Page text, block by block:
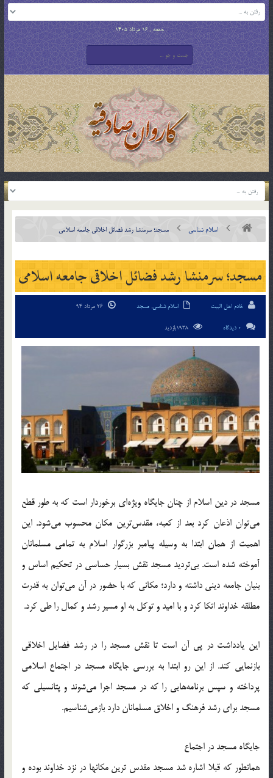
جمعه , 16 مرداد 1405
اسلام شناسی مسجد؛ سرمنشا رشد فضائل اخلاقی جامعه اسلامی
مسجد؛ سرمنشا رشد فضائل اخلاقی جامعه اسلامی
خادم اهل البیت اسلام شناسی, مسجد
0 دیدگاه
مسجد در دین اسلام از چنان جایگاه ویژه‌ای برخوردار است که به طور قطع
می‌توان اذعان کرد بعد از کعبه، مقدس‌ترین مکان محسوب می‌شود. این
اهمیت از همان ابتدا به وسیله پیامبر بزرگوار اسلام به تمامی مسلمانان
آموخته شده است. بی‌تردید مسجد نقش بسیار حساسی در تحکیم اساس و
بنیان جامعه دینی داشته و دارد؛ مکانی که با حضور در آن می‌توان به قدرت
مطلقه خداوند اتکا کرد و با امید و توکل به او مسیر رشد و کمال را طی کرد.
این یادداشت در پی آن است تا نقش مسجد را در رشد فضایل اخلاقی
بازنمایی کند. از این رو ابتدا به بررسی جایگاه مسجد در اجتماع اسلامی
پرداخته و سپس برنامه‌هایی را که در مسجد اجرا می‌شوند و پتانسیلی که
مسجد برای رشد فرهنگ و اخلاق مسلمانان دارد بازمی‌شناسیم.
جایگاه مسجد در اجتماع
همانطور که قبلا اشاره شد مسجد مقدس ترین مکانها در نزد خداوند بوده و